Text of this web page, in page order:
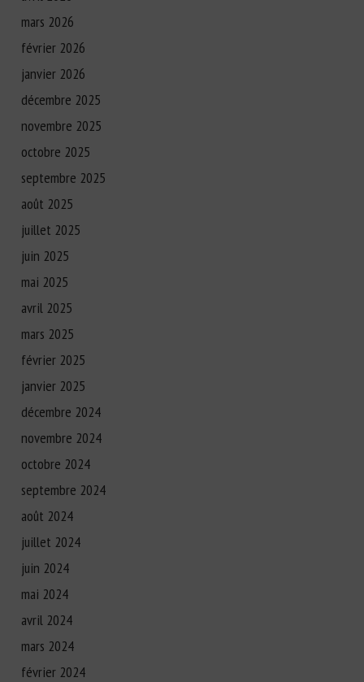
mars 2026
février 2026
janvier 2026
décembre 2025
novembre 2025
octobre 2025
septembre 2025
août 2025
juillet 2025
juin 2025
mai 2025
avril 2025
mars 2025
février 2025
janvier 2025
décembre 2024
novembre 2024
octobre 2024
septembre 2024
août 2024
juillet 2024
juin 2024
mai 2024
avril 2024
mars 2024
février 2024